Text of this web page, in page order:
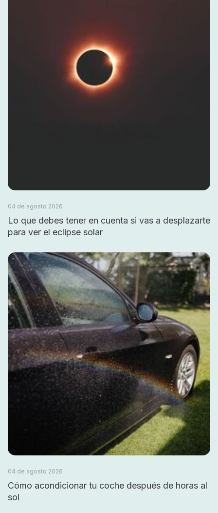
04 de agosto 2026
Lo que debes tener en cuenta si vas a desplazarte
para ver el eclipse solar
04 de agosto 2026
Cómo acondicionar tu coche después de horas al
sol